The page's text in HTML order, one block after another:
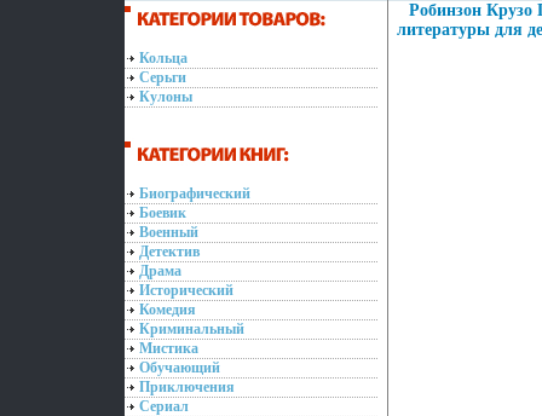
Кольца
Серьги
Кулоны
Биографический
Боевик
Военный
Детектив
Драма
Исторический
Комедия
Криминальный
Мистика
Обучающий
Приключения
Сериал
Робинзон
литературы для